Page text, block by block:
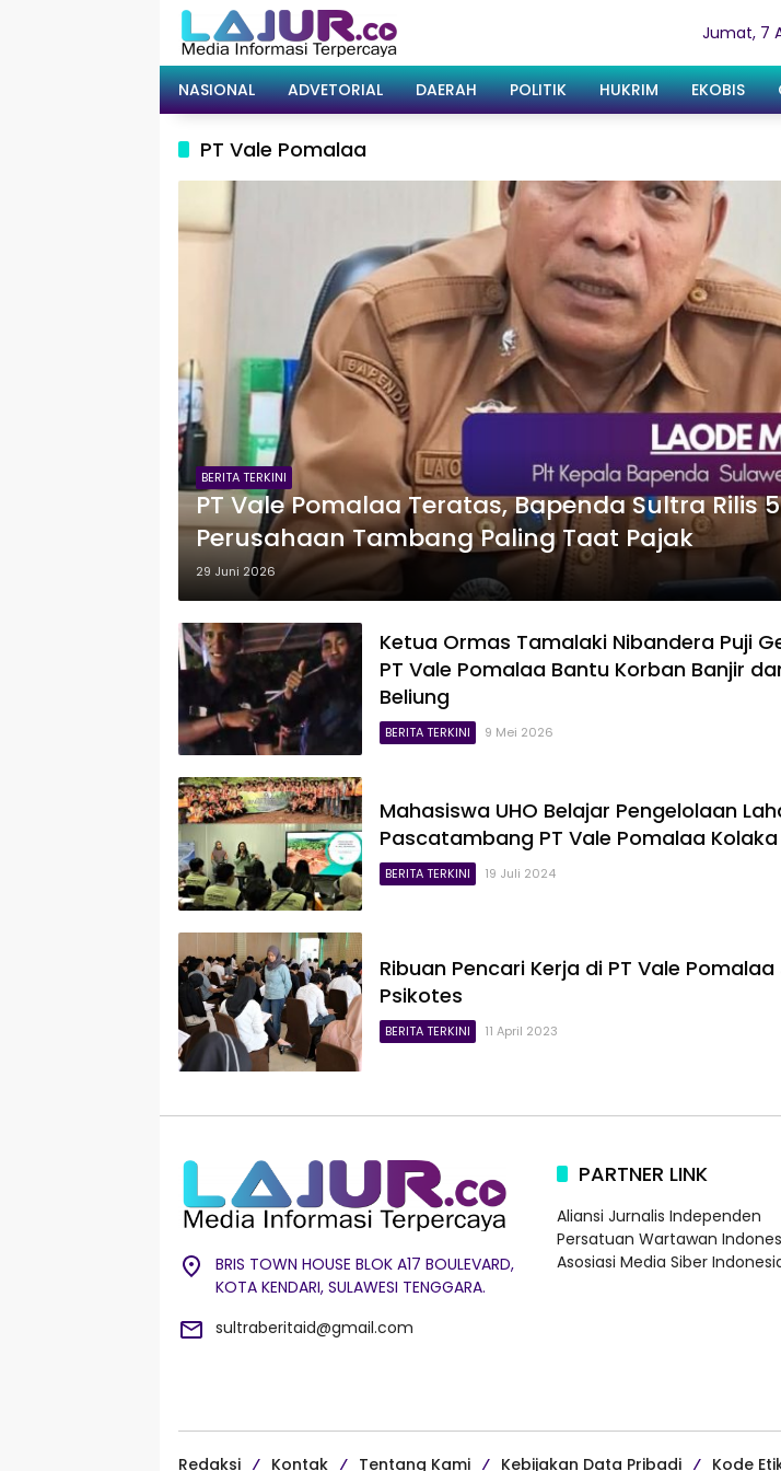
Jumat, 7
NASIONAL ADVETORIAL DAERAH POLITIK HUKRIM EKOBIS
PT Vale Pomalaa
BERITA TERKINI
PT Vale Pomalaa Teratas, Bapenda Sultra Rilis 5
Perusahaan Tambang Paling Taat Pajak
29 Juni 2026
Ketua Ormas Tamalaki Nibandera Puji
PT Vale Pomalaa Bantu Korban Banjir
Beliung
BERITA TERKINI 9 Mei 2026
Mahasiswa UHO Belajar Pengelolaan
Pascatambang PT Vale Pomalaa Kolaka
BERITA TERKINI 19 Juli 2024
Ribuan Pencari Kerja di PT Vale
Psikotes
BERITA TERKINI 11 April 2023
BRIS TOWN HOUSE BLOK A17 BOULEVARD,
KOTA KENDARI, SULAWESI TENGGARA.
sultraberitaid@gmail.com
PARTNER LINK
Aliansi Jurnalis Independen
Persatuan Wartawan
Asosiasi Media Siber
Redaksi Kontak Tentang Kami Kebijakan Data Pribadi Kode